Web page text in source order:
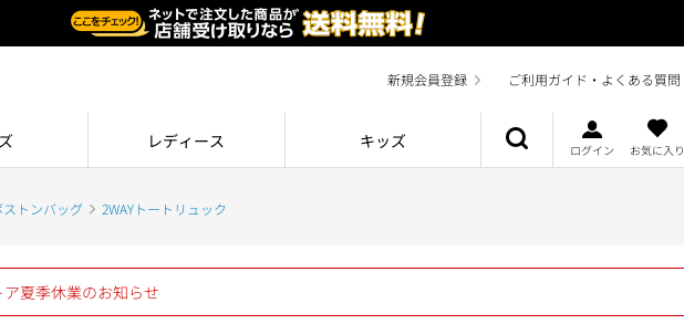
新規会員登録 ご利用ガイド・よくある質問
レディース キッズ ログイン お気に入り
トンバッグ 2WAYトートリュック
夏季休業のお知らせ